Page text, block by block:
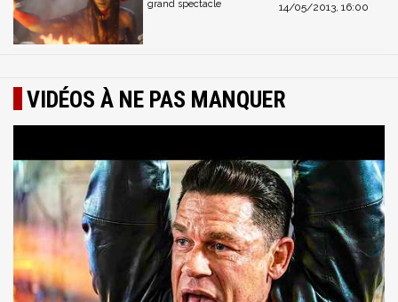
14/05/2013, 16:00
grand spectacle
VIDÉOS À NE PAS MANQUER